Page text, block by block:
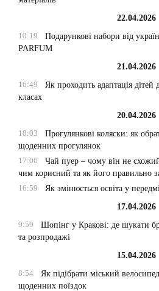
22.04.2026
10:19
Подарункові набори від
PARFUM
21.04.2026
16:49
Як проходить адаптація
класах
20.04.2026
18:03
Прогулянкові коляски: як
щоденних прогулянок
17:06
Чай пуер – чому він не
чим корисний та як його правильно
16:59
Як змінюється освіта у
17.04.2026
9:59
Шопінг у Кракові: де шукати
та розпродажі
15.04.2026
8:54
Як підібрати міський
щоденних поїздок